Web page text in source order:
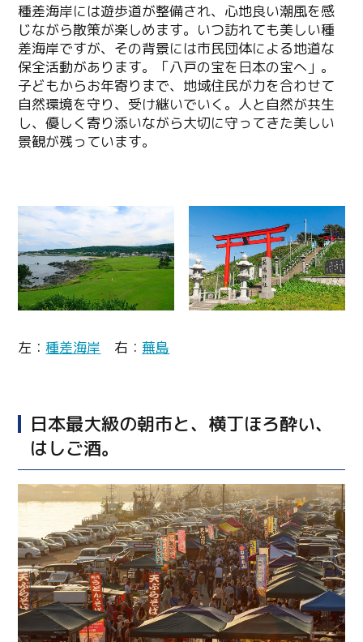
種差海岸には遊歩道が整備され、心地良い潮風を感
じながら散策が楽しめます。いつ訪れても美しい種
差海岸ですが、その背景には市民団体による地道な
保全活動があります。「八戸の宝を日本の宝へ」。
子どもからお年寄りまで、地域住民が力を合わせて
自然環境を守り、受け継いでいく。人と自然が共生
し、優しく寄り添いながら大切に守ってきた美しい
景観が残っています。
左：種差海岸 右： 蕪島
日本最大級の朝市と、横丁ほろ酔い、
はしご酒。